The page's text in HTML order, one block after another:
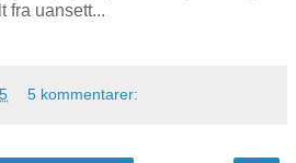
fra uansett...
5 kommentarer: